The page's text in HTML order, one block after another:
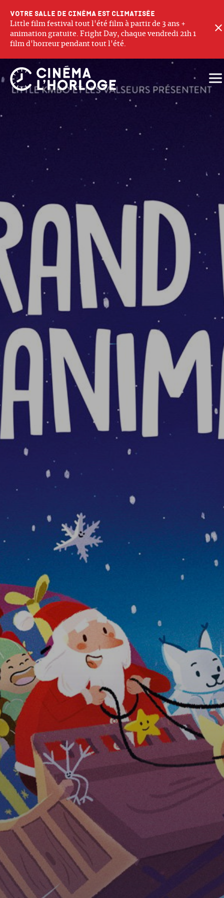
Votre salle de cinéma est climatisée
Little film festival tout l'été film à partir de 3 ans +
animation gratuite. Fright Day, chaque vendredi 21h 1
film d'horreur pendant tout l'été.